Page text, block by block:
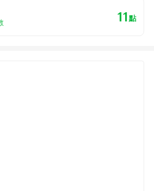
11點